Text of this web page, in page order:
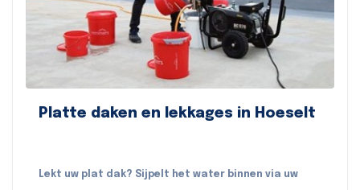
Platte daken en lekkages in Hoeselt
Lekt uw plat dak? Sijpelt het water binnen via uw